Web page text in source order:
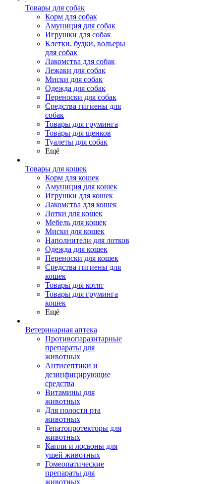
Товары для собак
Корм для собак
Амуниция для собак
Игрушки для собак
Клетки, будки, вольеры
для собак
Лакомства для собак
Лежаки для собак
Миски для собак
Одежда для собак
Переноски для собак
Средства гигиены для
собак
Товары для груминга
Товары для щенков
Туалеты для собак
Ещё
Товары для кошек
Корм для кошек
Амуниция для кошек
Игрушки для кошек
Лакомства для кошек
Лотки для кошек
Мебель для кошек
Миски для кошек
Наполнители для лотков
Одежда для кошек
Переноски для кошек
Средства гигиены для
кошек
Товары для котят
Товары для груминга
кошек
Ещё
Ветеринарная аптека
Противопаразитарные
препараты для
животных
Антисептики и
дезинфицирующие
средства
Витамины для
животных
Для полости рта
животных
Гепатопротекторы для
животных
Капли и лосьоны для
ушей животных
Гомеопатические
препараты для
животных